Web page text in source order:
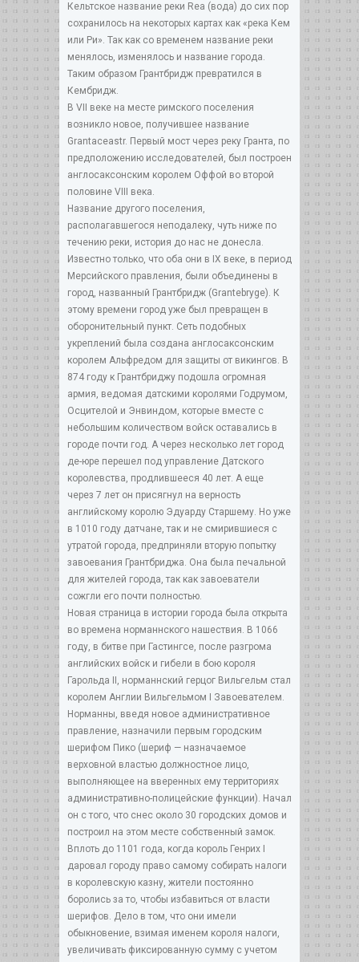
Кельтское название реки Rea (вода) до сих пор
сохранилось на некоторых картах как «река Кем
или Ри». Так как со временем название реки
менялось, изменялось и название города.
Таким образом Грантбридж превратился в
Кембридж.
В VII веке на месте римского поселения
возникло новое, получившее название
Grantaceastr. Первый мост через реку Гранта, по
предположению исследователей, был построен
англосаксонским королем Оффой во второй
половине VIII века.
Название другого поселения,
располагавшегося неподалеку, чуть ниже по
течению реки, история до нас не донесла.
Известно только, что оба они в IX веке, в период
Мерсийского правления, были объединены в
город, названный Грантбридж (Grantebryge). К
этому времени город уже был превращен в
оборонительный пункт. Сеть подобных
укреплений была создана англосаксонским
королем Альфредом для защиты от викингов. В
874 году к Грантбриджу подошла огромная
армия, ведомая датскими королями Годрумом,
Осцителой и Энвиндом, которые вместе с
небольшим количеством войск оставались в
городе почти год. А через несколько лет город
де-юре перешел под управление Датского
королевства, продлившееся 40 лет. А еще
через 7 лет он присягнул на верность
английскому королю Эдуарду Старшему. Но уже
в 1010 году датчане, так и не смирившиеся с
утратой города, предприняли вторую попытку
завоевания Грантбриджа. Она была печальной
для жителей города, так как завоеватели
сожгли его почти полностью.
Новая страница в истории города была открыта
во времена норманнского нашествия. В 1066
году, в битве при Гастингсе, после разгрома
английских войск и гибели в бою короля
Гарольда II, норманнский герцог Вильгельм стал
королем Англии Вильгельмом I Завоевателем.
Норманны, введя новое административное
правление, назначили первым городским
шерифом Пико (шериф — назначаемое
верховной властью должностное лицо,
выполняющее на вверенных ему территориях
административно-полицейские функции). Начал
он с того, что снес около 30 городских домов и
построил на этом месте собственный замок.
Вплоть до 1101 года, когда король Генрих I
даровал городу право самому собирать налоги
в королевскую казну, жители постоянно
боролись за то, чтобы избавиться от власти
шерифов. Дело в том, что они имели
обыкновение, взимая именем короля налоги,
увеличивать фиксированную сумму с учетом